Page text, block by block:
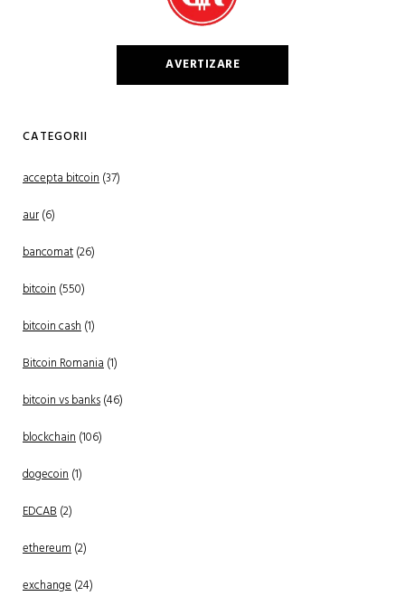
AVERTIZARE
CATEGORII
accepta bitcoin(37)
aur(6)
bancomat(26)
bitcoin(550)
bitcoin cash(1)
Bitcoin Romania(1)
bitcoin vs banks(46)
blockchain(106)
dogecoin(1)
EDCAB(2)
ethereum(2)
exchange(24)